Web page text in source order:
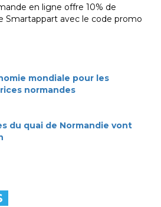
en ligne offre 10% de
Smartappart avec le code promo
mondiale pour les
normandes
du quai de Normandie vont